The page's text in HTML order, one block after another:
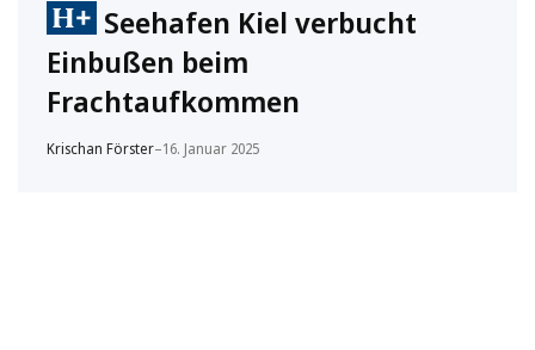
Seehafen Kiel verbucht
Einbußen beim
Frachtaufkommen
Krischan Förster–16. Januar 2025